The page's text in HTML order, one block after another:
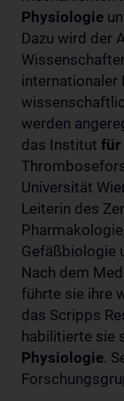
Physiologie
Dazu wird der
internationaler
werden
das Institut für
Universität
Leiterin des
Gefäßbiologie
Nach dem
führte sie ihre
das Scripps
habilitierte sie
Physiologie.